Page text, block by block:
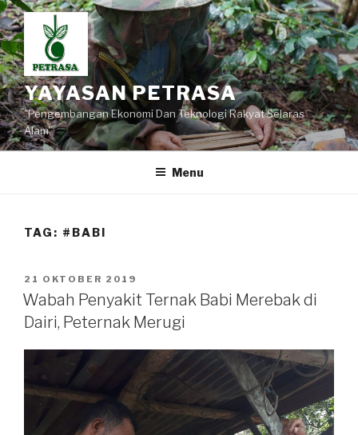
Lompat
ke
konten
YAYASAN PETRASA
"Pengembangan Ekonomi Dan Teknologi Rakyat Selaras
Alam"
Menu
TAG: #BABI
DIPOSKAN
PADA
21 OKTOBER 2019
Wabah Penyakit Ternak Babi Merebak di
Dairi, Peternak Merugi